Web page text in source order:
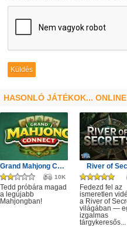
HASONLÓ JÁTÉKOK... ONLINE
Grand Mahjong Connect
10K
Tedd próbára magad
a legújabb
Mahjongban!
River of
Fedezd fel az
ismeretlen
a River of
világában —
izgalmas
tárgykeresős...